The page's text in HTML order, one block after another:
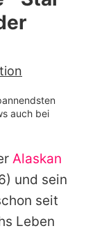
auch bei
Alaskan
und sein
seit
Leben